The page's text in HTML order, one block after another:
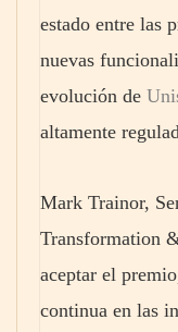
estado entre las
nuevas
evolución de
altamente
Mark Trainor,
Transformation
aceptar el
continua en las